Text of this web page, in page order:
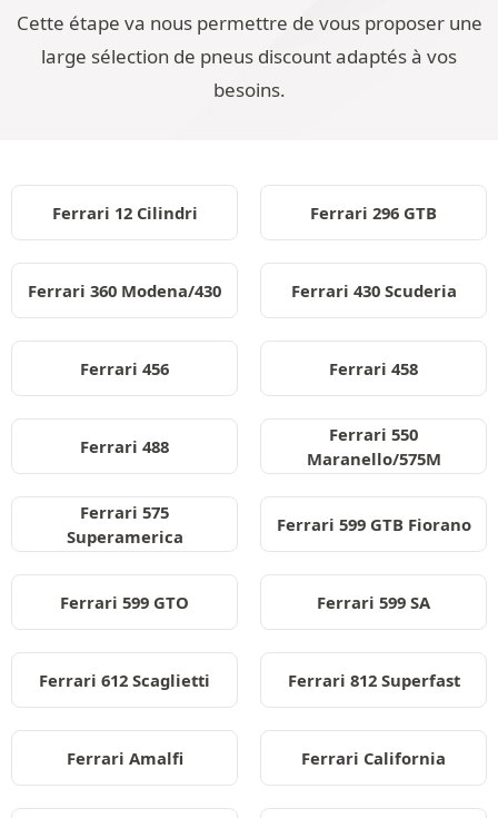
Cette étape va nous permettre de vous proposer une
large sélection de pneus discount adaptés à vos
besoins.
Ferrari 12 Cilindri Ferrari 296 GTB
Ferrari 360 Modena/430 Ferrari 430 Scuderia
Ferrari 456 Ferrari 458
Ferrari 488
Ferrari 550
Maranello/575M
Ferrari 575
Superamerica
Ferrari 599 GTB Fiorano
Ferrari 599 GTO Ferrari 599 SA
Ferrari 612 Scaglietti Ferrari 812 Superfast
Ferrari Amalfi Ferrari California